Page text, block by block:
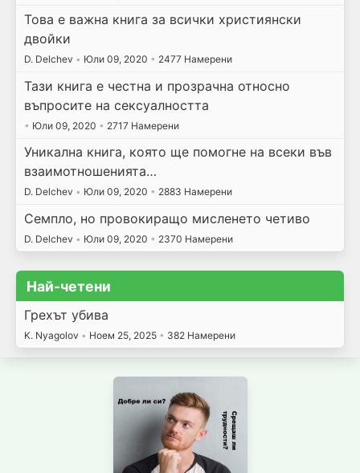
Това е важна книга за всички християнски
двойки
D. Delchev • Юли 09, 2020 • 2477 Намерени
Тази книга е честна и прозрачна относно
въпросите на сексуалността
• Юли 09, 2020 • 2717 Намерени
Уникална книга, която ще помогне на всеки във
взаимотношенията…
D. Delchev • Юли 09, 2020 • 2883 Намерени
Семпло, но провокиращо мисленето четиво
D. Delchev • Юли 09, 2020 • 2370 Намерени
Най-четени
Грехът убива
K. Nyagolov • Ноем 25, 2025 • 382 Намерени